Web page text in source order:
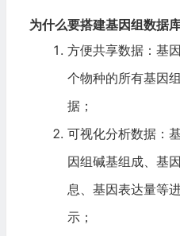
为什么要搭建基因组数据
方便共享数据：基
个物种的所有基因
据；
可视化分析数据：
因组碱基组成、基
息、基因表达量等
示；